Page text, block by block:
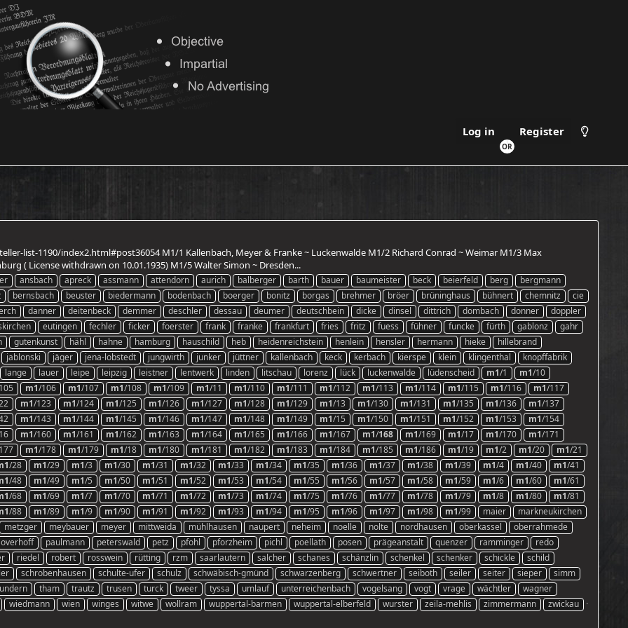
Log in Register
list-1190/index2.html#post36054 M1/1 Kallenbach, Meyer & Franke ~ Luckenwalde M1/2 Richard Conrad ~ Weimar M1/3 Max
( License withdrawn on 10.01.1935) M1/5 Walter Simon ~ Dresden...
ansbach apreck assmann attendorn aurich balberger barth bauer baumeister beck beierfeld berg
bergmann
bernsbach beuster biedermann bodenbach boerger bonitz borgas brehmer bröer brüninghaus bühnert chemnitz
cie
danner deitenbeck demmer deschler dessau deumer deutschbein dicke dinsel dittrich dombach donner
doppler
eutingen fechler ficker foerster frank franke frankfurt fries fritz fuess fühner funcke fürth gablonz
gahr
gutenkunst hähl hahne hamburg hauschild heb heidenreichstein henlein hensler hermann hieke
hillebrand
jablonski
jäger jena-lobstedt jungwirth junker jüttner kallenbach keck kerbach kierspe klein klingenthal
knopffabrik
lange
lauer leipe leipzig leistner lentwerk linden litschau lorenz lück luckenwalde lüdenscheid m1/1 m1/10
m1/106 m1/107 m1/108 m1/109 m1/11 m1/110 m1/111 m1/112 m1/113 m1/114 m1/115 m1/116 m1/117
m1/123 m1/124 m1/125 m1/126 m1/127 m1/128 m1/129 m1/13 m1/130 m1/131 m1/135 m1/136 m1/137
m1/143 m1/144 m1/145 m1/146 m1/147 m1/148 m1/149 m1/15 m1/150 m1/151 m1/152 m1/153 m1/154
m1/160 m1/161 m1/162 m1/163 m1/164 m1/165 m1/166 m1/167 m1/168 m1/169 m1/17 m1/170 m1/171
m1/178 m1/179 m1/18 m1/180 m1/181 m1/182 m1/183 m1/184 m1/185 m1/186 m1/19 m1/2 m1/20 m1/21
/28 m1/29 m1/3 m1/30 m1/31 m1/32 m1/33 m1/34 m1/35 m1/36 m1/37 m1/38 m1/39 m1/4 m1/40 m1/41
/48 m1/49 m1/5 m1/50 m1/51 m1/52 m1/53 m1/54 m1/55 m1/56 m1/57 m1/58 m1/59 m1/6 m1/60 m1/61
/68 m1/69 m1/7 m1/70 m1/71 m1/72 m1/73 m1/74 m1/75 m1/76 m1/77 m1/78 m1/79 m1/8 m1/80 m1/81
/88 m1/89 m1/9 m1/90 m1/91 m1/92 m1/93 m1/94 m1/95 m1/96 m1/97 m1/98 m1/99 maier
markneukirchen
metzger
meybauer meyer mittweida mühlhausen naupert neheim noelle nolte nordhausen oberkassel
oberrahmede
overhoff
paulmann peterswald petz pfohl pforzheim pichl poellath posen prägeanstalt quenzer ramminger
redo
riedel robert rosswein rütting rzm saarlautern salcher schanes schänzlin schenkel schenker schickle
schild
schrobenhausen schulte-ufer schulz schwäbisch-gmünd schwarzenberg schwertner seiboth seiler seiter sieper
simm
tham trautz trusen turck tweer tyssa umlauf unterreichenbach vogelsang vogt vrage wächtler
wagner
wiedmann
wien winges witwe wollram wuppertal-barmen wuppertal-elberfeld wurster zeila-mehlis zimmermann zwickau